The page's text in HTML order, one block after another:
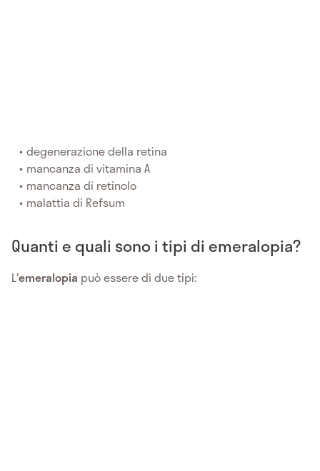
degenerazione della retina
mancanza di vitamina A
mancanza di retinolo
malattia di Refsum
Quanti e quali sono i tipi di emeralopia?
L'emeralopia può essere di due tipi: